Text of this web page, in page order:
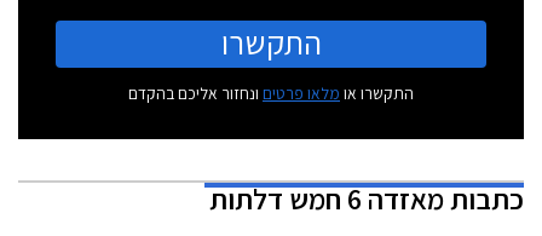
התקשרו
התקשרו או מלאו פרטים ונחזור אליכם בהקדם
כתבותמאזדה 6 חמש דלתות